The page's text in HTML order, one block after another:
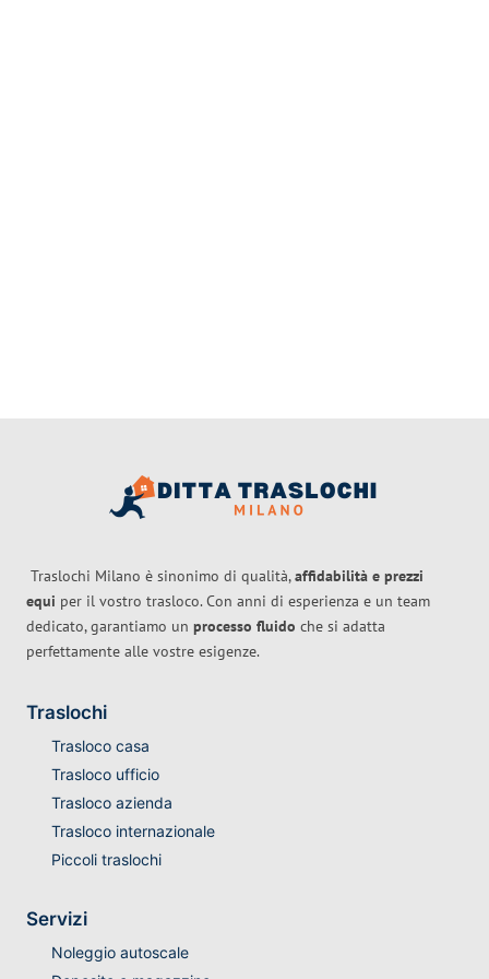
Traslochi Milano è sinonimo di qualità,affidabilità e prezzi
equi per il vostro trasloco. Con anni di esperienza e un team
dedicato, garantiamo un processo fluido che si adatta
perfettamente alle vostre esigenze.
Traslochi
Trasloco casa
Trasloco ufficio
Trasloco azienda
Trasloco internazionale
Piccoli traslochi
Servizi
Noleggio autoscale